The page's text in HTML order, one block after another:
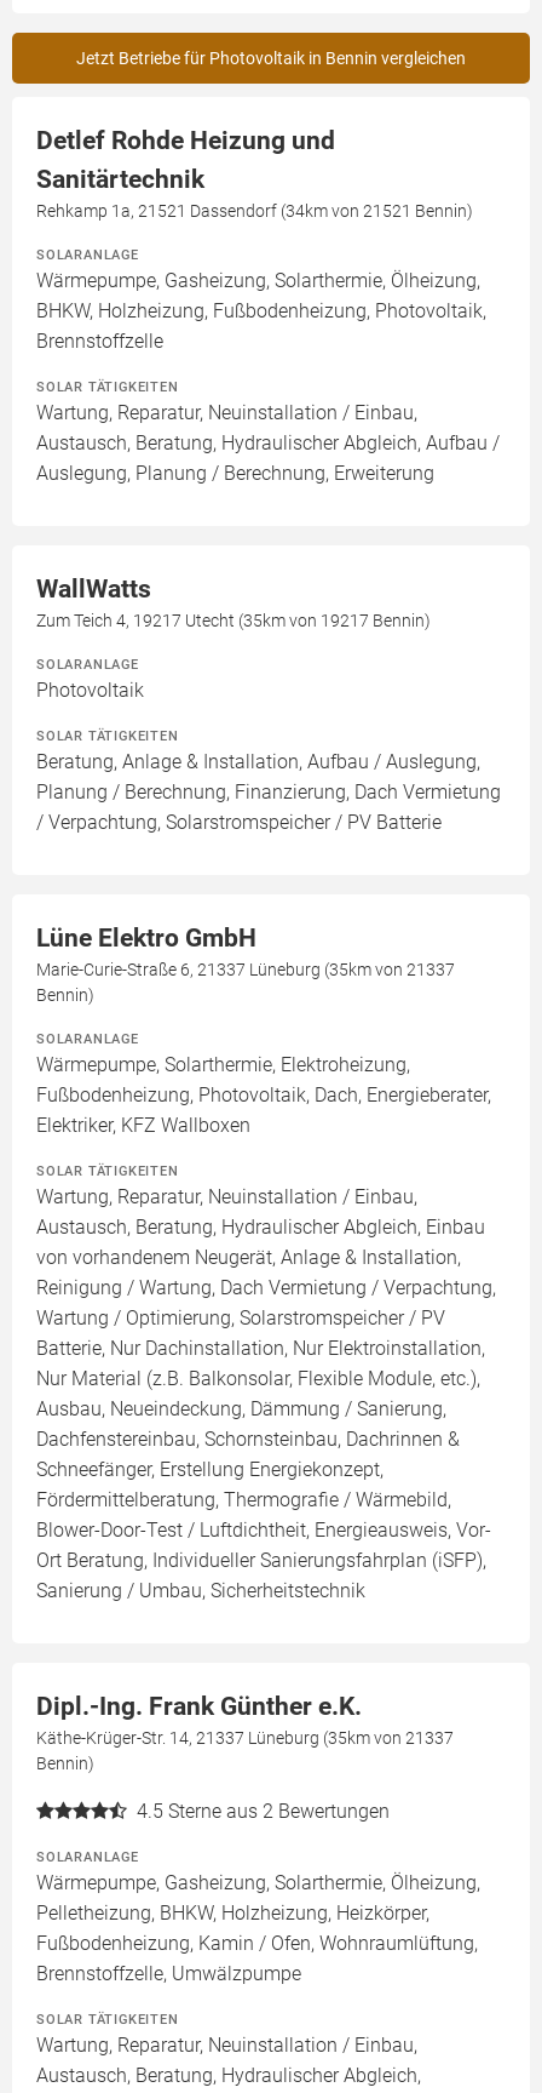
Jetzt Betriebe für Photovoltaik in Bennin vergleichen
Detlef Rohde Heizung und
Sanitärtechnik
Rehkamp 1a, 21521 Dassendorf (34km von 21521 Bennin)
SOLARANLAGE
Wärmepumpe, Gasheizung, Solarthermie, Ölheizung,
BHKW, Holzheizung, Fußbodenheizung, Photovoltaik,
Brennstoffzelle
SOLAR TÄTIGKEITEN
Wartung, Reparatur, Neuinstallation / Einbau,
Austausch, Beratung, Hydraulischer Abgleich, Aufbau /
Auslegung, Planung / Berechnung, Erweiterung
WallWatts
Zum Teich 4, 19217 Utecht (35km von 19217 Bennin)
SOLARANLAGE
Photovoltaik
SOLAR TÄTIGKEITEN
Beratung, Anlage & Installation, Aufbau / Auslegung,
Planung / Berechnung, Finanzierung, Dach Vermietung
/ Verpachtung, Solarstromspeicher / PV Batterie
Lüne Elektro GmbH
Marie-Curie-Straße 6, 21337 Lüneburg (35km von 21337
Bennin)
SOLARANLAGE
Wärmepumpe, Solarthermie, Elektroheizung,
Fußbodenheizung, Photovoltaik, Dach, Energieberater,
Elektriker, KFZ Wallboxen
SOLAR TÄTIGKEITEN
Wartung, Reparatur, Neuinstallation / Einbau,
Austausch, Beratung, Hydraulischer Abgleich, Einbau
von vorhandenem Neugerät, Anlage & Installation,
Reinigung / Wartung, Dach Vermietung / Verpachtung,
Wartung / Optimierung, Solarstromspeicher / PV
Batterie, Nur Dachinstallation, Nur Elektroinstallation,
Nur Material (z.B. Balkonsolar, Flexible Module, etc.),
Ausbau, Neueindeckung, Dämmung / Sanierung,
Dachfenstereinbau, Schornsteinbau, Dachrinnen &
Schneefänger, Erstellung Energiekonzept,
Fördermittelberatung, Thermografie / Wärmebild,
Blower-Door-Test / Luftdichtheit, Energieausweis, Vor-
Ort Beratung, Individueller Sanierungsfahrplan (iSFP),
Sanierung / Umbau, Sicherheitstechnik
Dipl.-Ing. Frank Günther e.K.
Käthe-Krüger-Str. 14, 21337 Lüneburg (35km von 21337
Bennin)
4.5 Sterne aus 2 Bewertungen
SOLARANLAGE
Wärmepumpe, Gasheizung, Solarthermie, Ölheizung,
Pelletheizung, BHKW, Holzheizung, Heizkörper,
Fußbodenheizung, Kamin / Ofen, Wohnraumlüftung,
Brennstoffzelle, Umwälzpumpe
SOLAR TÄTIGKEITEN
Wartung, Reparatur, Neuinstallation / Einbau,
Austausch, Beratung, Hydraulischer Abgleich,